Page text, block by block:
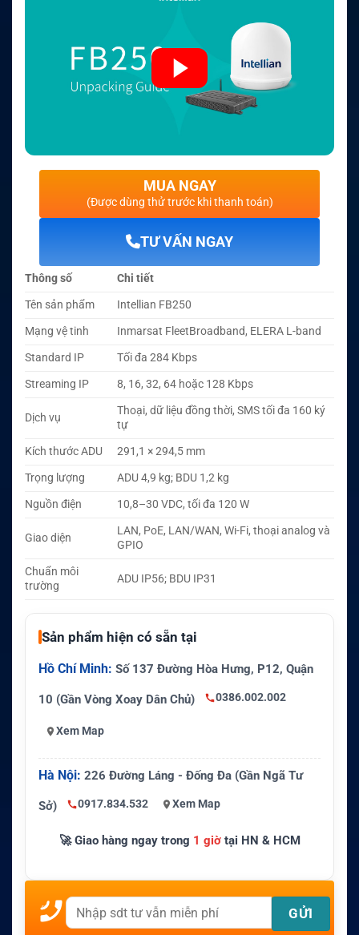
MUA NGAY
(Được dùng thử trước khi thanh toán)
TƯ VẤN NGAY
Thông số
Chi tiết
Tên sản phẩm
Intellian FB250
Mạng vệ tinh
Inmarsat FleetBroadband, ELERA L-band
Standard IP
Tối đa 284 Kbps
Streaming IP
8, 16, 32, 64 hoặc 128 Kbps
Dịch vụ
Thoại, dữ liệu đồng thời, SMS tối đa 160 ký
tự
Kích thước ADU
291,1 × 294,5 mm
Trọng lượng
ADU 4,9 kg; BDU 1,2 kg
Nguồn điện
10,8–30 VDC, tối đa 120 W
Giao diện
LAN, PoE, LAN/WAN, Wi-Fi, thoại analog và
GPIO
Chuẩn môi
trường
ADU IP56; BDU IP31
Sản phẩm hiện có sẵn tại
Hồ Chí Minh: Số 137 Đường Hòa Hưng, P12, Quận
10 (Gần Vòng Xoay Dân Chủ) 0386.002.002
Xem Map
Hà Nội: 226 Đường Láng - Đống Đa (Gần Ngã Tư
Sở) 0917.834.532 Xem Map
🚀 Giao hàng ngay trong 1 giờtại HN & HCM